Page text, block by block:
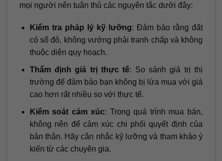
mọi người nên tuân thủ các nguyên tắc dưới đây:
Kiểm tra pháp lý kỹ lưỡng: Đảm bảo rằng đất
có sổ đỏ, không vướng phải tranh chấp và không
thuộc diện quy hoạch.
Thẩm định giá trị thực tế: So sánh giá trị thị
trường để đảm bảo bạn không bị lừa mua với giá
cao hơn rất nhiều so với thực tế.
Kiểm soát cảm xúc: Trong quá trình mua bán,
không nên để cảm xúc chi phối quyết định của
bản thân. Hãy cân nhắc kỹ lưỡng và tham khảo ý
kiến từ các chuyên gia.